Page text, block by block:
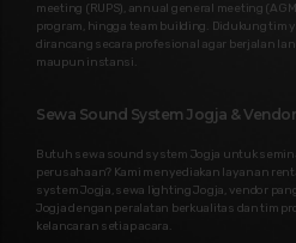
meeting (RUPS), annual general meeting
program, hingga team building. Didukung tim
dirancang secara profesional agar berjalan
maupun instansi.
Sewa Sound System Jogja &
Butuh sewa sound system Jogja untuk
perusahaan? Kami menyediakan layanan
system Jogja, sewa lighting Jogja, vendor
Jogja dengan peralatan berkualitas dan tim
kelancaran setiap acara.